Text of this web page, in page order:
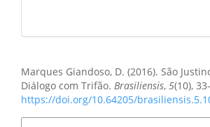
Marques Giandoso, D. (2016). São
Diálogo com Trifão. Brasiliensis, 5(10),
https://doi.org/10.64205/